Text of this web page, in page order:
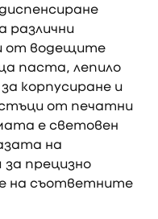
различни
от водещите
паста, лепило
корпусиране и
от печатни
е световен
на
прецизно
на съответните